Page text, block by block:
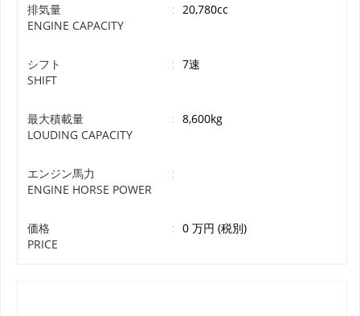
排気量
ENGINE CAPACITY
: 20,780cc
シフト
SHIFT
: 7速
最大積載量
LOUDING CAPACITY
: 8,600kg
エンジン馬力
ENGINE HORSE POWER
:
価格
PRICE
: 0 万円 (税別)